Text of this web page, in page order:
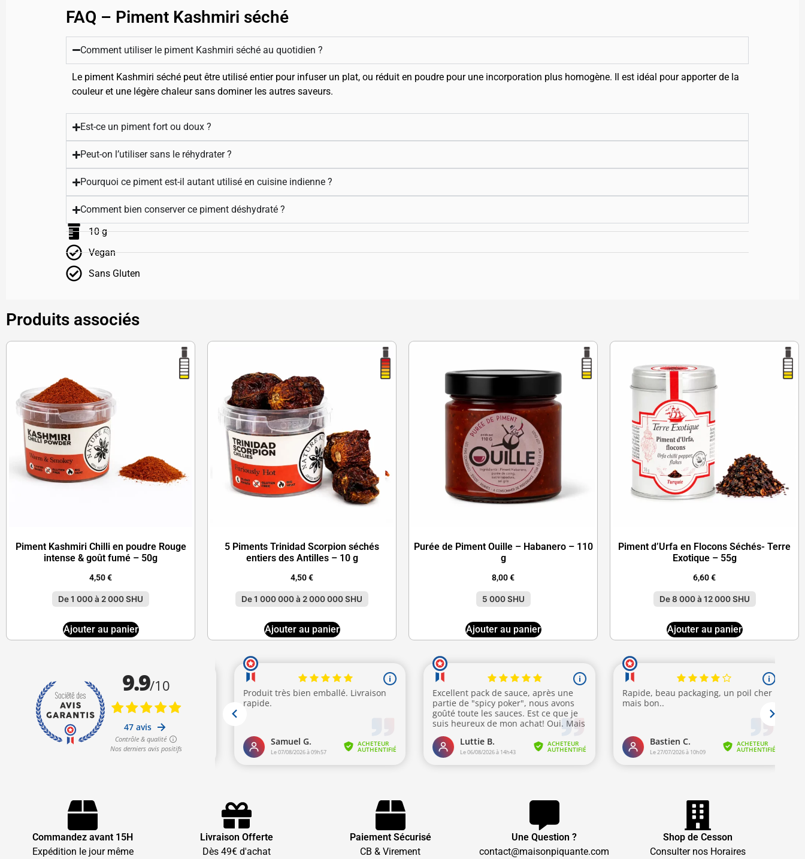
FAQ – Piment Kashmiri séché
Comment utiliser le piment Kashmiri séché au quotidien ?
Le piment Kashmiri séché peut être utilisé entier pour infuser un plat, ou réduit en poudre pour une incorporation plus homogène. Il est idéal pour apporter de la
couleur et une légère chaleur sans dominer les autres saveurs.
Est-ce un piment fort ou doux ?
Peut-on l’utiliser sans le réhydrater ?
Pourquoi ce piment est-il autant utilisé en cuisine indienne ?
Comment bien conserver ce piment déshydraté ?
10 g
Vegan
Sans Gluten
Produits associés
Piment Kashmiri Chilli en poudre Rouge
intense & goût fumé – 50g
4,50€
De 1 000 à 2 000 SHU
Ajouter au panier
5 Piments Trinidad Scorpion séchés
entiers des Antilles – 10 g
4,50€
De 1 000 000 à 2 000 000 SHU
Ajouter au panier
Purée de Piment Ouille – Habanero – 110
g
8,00€
5 000 SHU
Ajouter au panier
Piment d’Urfa en Flocons Séchés- Terre
Exotique – 55g
6,60€
De 8 000 à 12 000 SHU
Ajouter au panier
Commandez avant 15H
Expédition le jour même
Livraison Offerte
Dès 49€ d'achat
Paiement Sécurisé
CB & Virement
Une Question ?
contact@maisonpiquante.com
Shop de Cesson
Consulter nos Horaires